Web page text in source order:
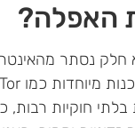
האפלה?
נסתר
בלתי חוקיות רבות,